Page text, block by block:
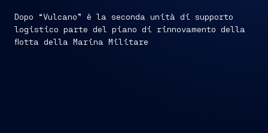
Dopo “Vulcano” è la seconda unità di supporto
logistico parte del piano di rinnovamento della
flotta della Marina Militare